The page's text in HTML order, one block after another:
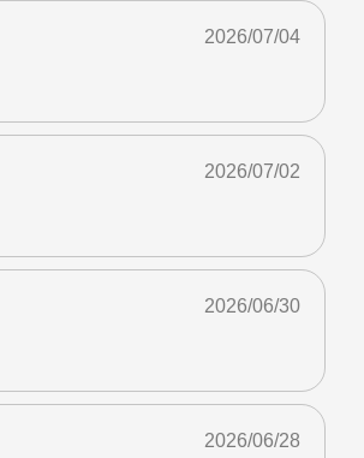
2026/07/04
2026/07/02
2026/06/30
2026/06/28